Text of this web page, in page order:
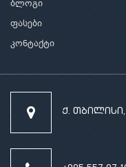
ბლოგი
ფასები
კონტაქტი
ქ. თბილისი,